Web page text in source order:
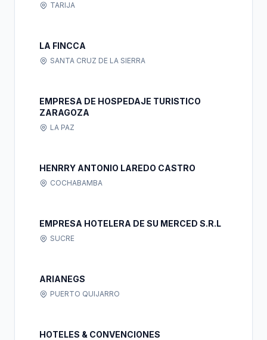
TARIJA
LA FINCCA
SANTA CRUZ DE LA SIERRA
EMPRESA DE HOSPEDAJE TURISTICO
ZARAGOZA
LA PAZ
HENRRY ANTONIO LAREDO CASTRO
COCHABAMBA
EMPRESA HOTELERA DE SU MERCED S.R.L
SUCRE
ARIANEGS
PUERTO QUIJARRO
HOTELES & CONVENCIONES